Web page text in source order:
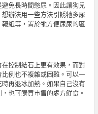
免長時間憋尿。因此讓狗兒
辦法用一些方法引誘牠多尿
紙等，置於牠方便尿尿的區
控制結石上更有效果，而對
例也不複雜或困難。可以一
再退冰加熱。如果自己沒有
也可購買市售的處方鮮食。